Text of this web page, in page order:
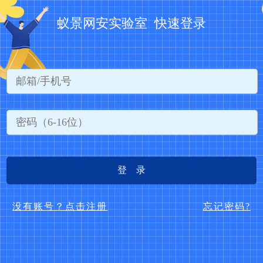
蚁景网安实验室 快速登录
登 录
没有账号？点击注册 忘记密码?